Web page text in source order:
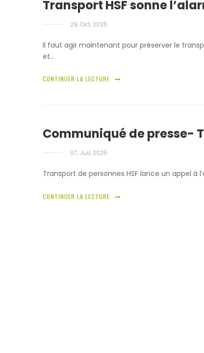
Transport HSF sonne
29, Oct, 2025
Il faut agir maintenant pour préserver le
et…
CONTINUER LA LECTURE
Communiqué de presse-
07, Juil, 2025
Transport de personnes HSF lance un appel
CONTINUER LA LECTURE